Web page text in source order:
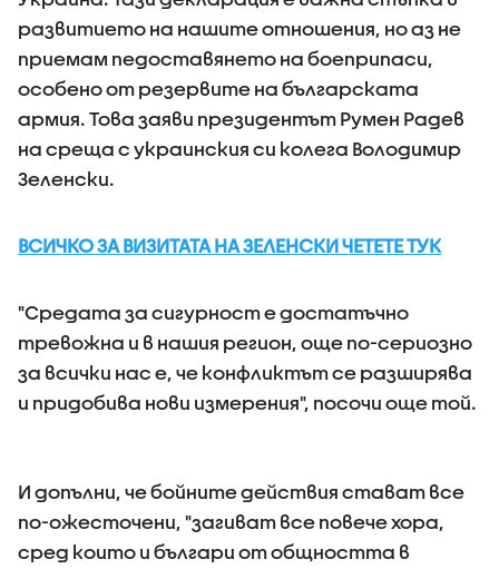
развитието на нашите отношения, но аз не
приемам педоставянето на боеприпаси,
особено от резервите на българската
армия. Това заяви президентът Румен Радев
на среща с украинския си колега Володимир
Зеленски.
ВСИЧКО ЗА ВИЗИТАТА НА ЗЕЛЕНСКИ ЧЕТЕТЕ ТУК
"Средата за сигурност е достатъчно
тревожна и в нашия регион, още по-сериозно
за всички нас е, че конфликтът се разширява
и придобива нови измерения", посочи още той.
И допълни, че бойните действия стават все
по-ожесточени, "загиват все повече хора,
сред които и българи от общността в